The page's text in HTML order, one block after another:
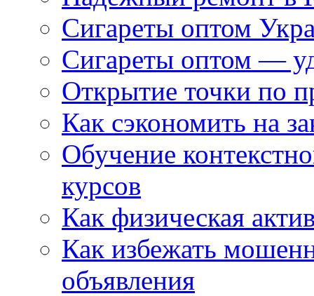
Сигареты оптом
Сигареты оптом —
Открытие точки по
Как сэкономить на
Обучение
курсов
Как физическая
Как избежать
объявления